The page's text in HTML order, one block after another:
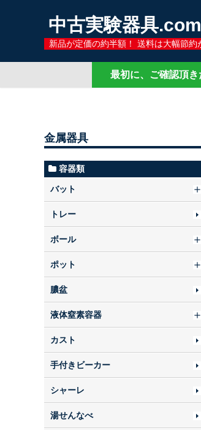
中古実験器具.com
新品が定価の約半額！ 送料は大幅節約
最初に、ご確認頂き
金属器具
容器類
バット
トレー
ボール
ポット
膿盆
液体窒素容器
カスト
手付きビーカー
シャーレ
湯せんなべ